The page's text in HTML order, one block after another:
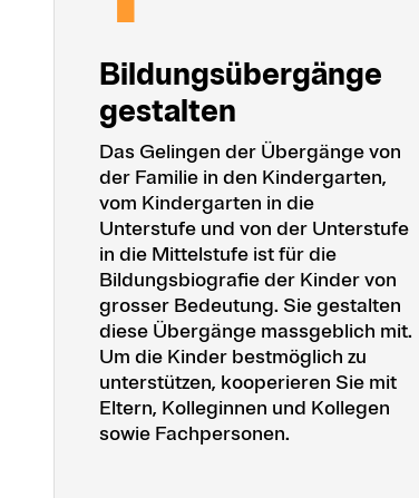
Bildungsübergänge
ge­stal­ten
Das Gelingen der Übergänge von
der Familie in den Kindergarten,
vom Kindergarten in die
Unterstufe und von der Unterstufe
in die Mittelstufe ist für die
Bildungsbiografie der Kinder von
grosser Bedeutung. Sie gestalten
diese Übergänge massgeblich mit.
Um die Kinder bestmöglich zu
unterstützen, kooperieren Sie mit
Eltern, Kolleginnen und Kollegen
sowie Fachpersonen.